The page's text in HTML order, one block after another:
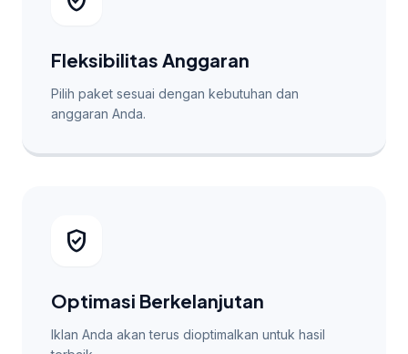
Fleksibilitas Anggaran
Pilih paket sesuai dengan kebutuhan dan
anggaran Anda.
verified_user
Optimasi Berkelanjutan
Iklan Anda akan terus dioptimalkan untuk hasil